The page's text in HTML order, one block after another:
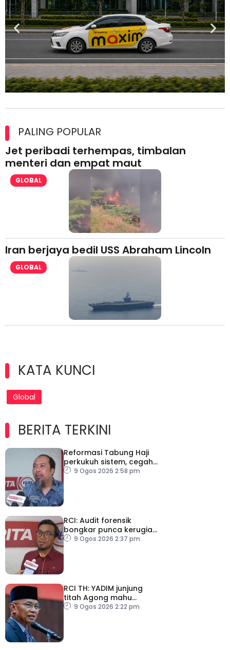
lesen separuh pertama 2026
PALING POPULAR
Jet peribadi terhempas, timbalan
menteri dan empat maut
GLOBAL
Iran berjaya bedil USS Abraham Lincoln
GLOBAL
KATA KUNCI
Global
BERITA TERKINI
Reformasi Tabung Haji
perkukuh sistem, cegah
kesilapan berulang
9 Ogos 2026 2:58 pm
RCI: Audit forensik
bongkar punca kerugian,
kelemahan tadbir urus TH
9 Ogos 2026 2:37 pm
RCI TH: YADIM junjung
titah Agong mahu
siasatan tanpa
9 Ogos 2026 2:22 pm